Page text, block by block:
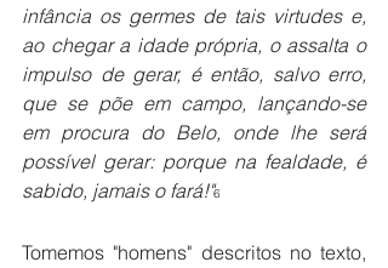
infância os germes de tais virtudes e,
ao chegar a idade própria, o assalta o
impulso de gerar, é então, salvo erro,
que se põe em campo, lançando-se
em procura do Belo, onde lhe será
possível gerar: porque na fealdade, é
sabido, jamais o fará!"6
Tomemos "homens" descritos no texto,